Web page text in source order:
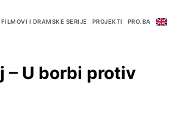
FILMOVI I DRAMSKE SERIJE PROJEKTI PRO.BA
– U borbi protiv